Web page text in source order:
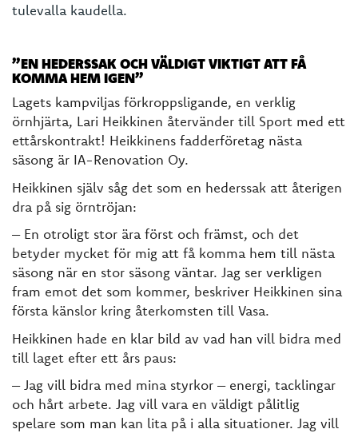
tulevalla kaudella.
”EN HEDERSSAK OCH VÄLDIGT VIKTIGT ATT FÅ
KOMMA HEM IGEN”
Lagets kampviljas förkroppsligande, en verklig
örnhjärta, Lari Heikkinen återvänder till Sport med ett
ettårskontrakt! Heikkinens fadderföretag nästa
säsong är IA-Renovation Oy.
Heikkinen själv såg det som en hederssak att återigen
dra på sig örntröjan:
– En otroligt stor ära först och främst, och det
betyder mycket för mig att få komma hem till nästa
säsong när en stor säsong väntar. Jag ser verkligen
fram emot det som kommer, beskriver Heikkinen sina
första känslor kring återkomsten till Vasa.
Heikkinen hade en klar bild av vad han vill bidra med
till laget efter ett års paus:
– Jag vill bidra med mina styrkor – energi, tacklingar
och hårt arbete. Jag vill vara en väldigt pålitlig
spelare som man kan lita på i alla situationer. Jag vill